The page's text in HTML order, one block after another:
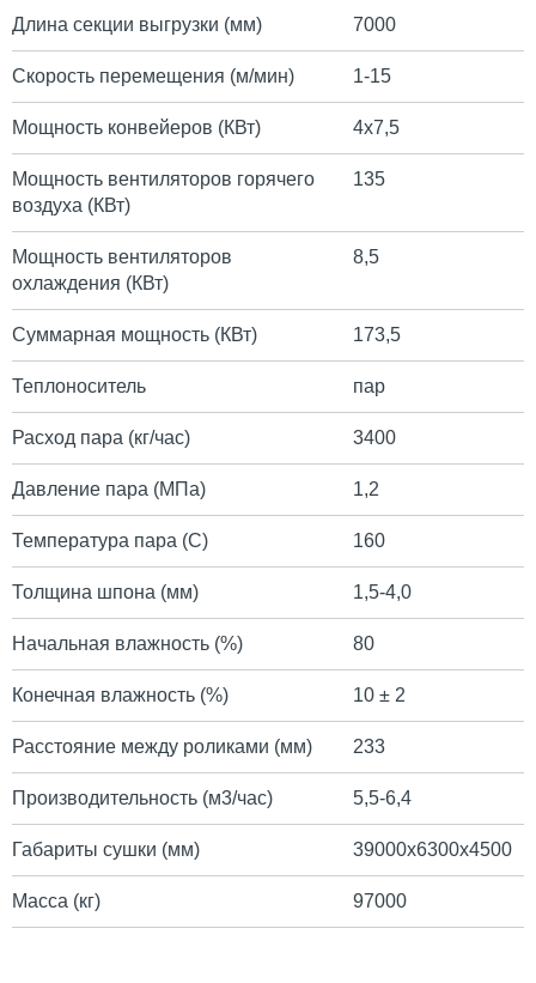
Длина секции выгрузки (мм) 7000
Скорость перемещения (м/мин) 1-15
Мощность конвейеров (КВт) 4х7,5
Мощность вентиляторов горячего
воздуха (КВт)
135
Мощность вентиляторов
охлаждения (КВт)
8,5
Суммарная мощность (КВт) 173,5
Теплоноситель пар
Расход пара (кг/час) 3400
Давление пара (МПа) 1,2
Температура пара (С) 160
Толщина шпона (мм) 1,5-4,0
Начальная влажность (%) 80
Конечная влажность (%) 10 ± 2
Расстояние между роликами (мм) 233
Производительность (м3/час) 5,5-6,4
Габариты сушки (мм) 39000х6300х4500
Масса (кг) 97000